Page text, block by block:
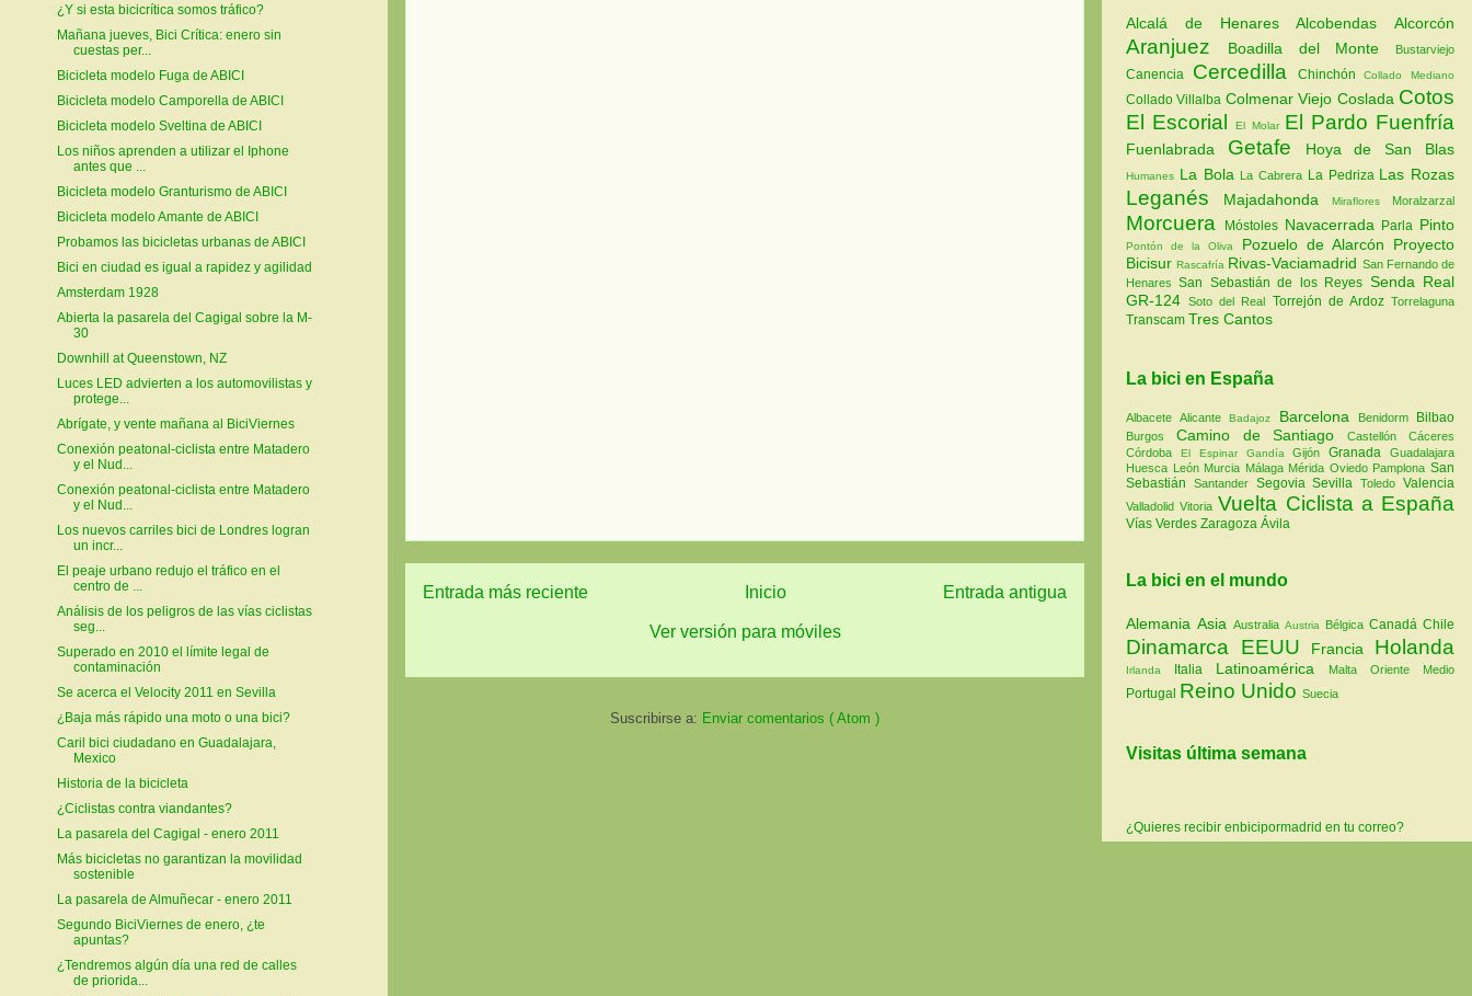
Entrada más reciente Entrada antigua
Inicio
Ver versión para móviles
Suscribirse a: Enviar comentarios ( Atom )
¿Y si esta bicicrítica somos tráfico?
Mañana jueves, Bici Crítica: enero sin
cuestas per...
Bicicleta modelo Fuga de ABICI
Bicicleta modelo Camporella de ABICI
Bicicleta modelo Sveltina de ABICI
Los niños aprenden a utilizar el Iphone
antes que ...
Bicicleta modelo Granturismo de ABICI
Bicicleta modelo Amante de ABICI
Probamos las bicicletas urbanas de ABICI
Bici en ciudad es igual a rapidez y agilidad
Amsterdam 1928
Abierta la pasarela del Cagigal sobre la M-
30
Downhill at Queenstown, NZ
Luces LED advierten a los automovilistas y
protege...
Abrígate, y vente mañana al BiciViernes
Conexión peatonal-ciclista entre Matadero
y el Nud...
Conexión peatonal-ciclista entre Matadero
y el Nud...
Los nuevos carriles bici de Londres logran
un incr...
El peaje urbano redujo el tráfico en el
centro de ...
Análisis de los peligros de las vías ciclistas
seg...
Superado en 2010 el límite legal de
contaminación
Se acerca el Velocity 2011 en Sevilla
¿Baja más rápido una moto o una bici?
Caril bici ciudadano en Guadalajara,
Mexico
Historia de la bicicleta
¿Ciclistas contra viandantes?
La pasarela del Cagigal - enero 2011
Más bicicletas no garantizan la movilidad
sostenible
La pasarela de Almuñecar - enero 2011
Segundo BiciViernes de enero, ¿te
apuntas?
¿Tendremos algún día una red de calles
de priorida...
Alcalá de HenaresAlcobendas Alcorcón
Aranjuez Boadilla del Monte Bustarviejo
Canencia Cercedilla ChinchónCollado Mediano
Collado Villalba Colmenar Viejo Coslada Cotos
El EscorialEl Molar El Pardo Fuenfría
Fuenlabrada Getafe Hoya de San Blas
Humanes La Bola La Cabrera La Pedriza Las Rozas
Leganés Majadahonda Miraflores Moralzarzal
Morcuera Móstoles Navacerrada Parla Pinto
Pontón de la Oliva Pozuelo de Alarcón Proyecto
BicisurRascafría Rivas-Vaciamadrid San Fernando de
HenaresSan Sebastián de los Reyes Senda Real
GR-124Soto del Real Torrejón de ArdozTorrelaguna
Transcam Tres Cantos
La bici en España
AlbaceteAlicanteBadajoz Barcelona Benidorm Bilbao
Burgos Camino de SantiagoCastellónCáceres
Córdoba El Espinar GandíaGijónGranadaGuadalajara
Huesca León Murcia Málaga Mérida Oviedo PamplonaSan
Sebastián Santander SegoviaSevillaToledoValencia
ValladolidVitoria Vuelta Ciclista a España
Vías Verdes Zaragoza Ávila
La bici en el mundo
Alemania Asia Australia Austria Bélgica Canadá Chile
Dinamarca EEUU Francia Holanda
Irlanda Italia Latinoamérica Malta Oriente Medio
Portugal Reino Unido Suecia
Visitas última semana
¿Quieres recibir enbicipormadrid en tu correo?